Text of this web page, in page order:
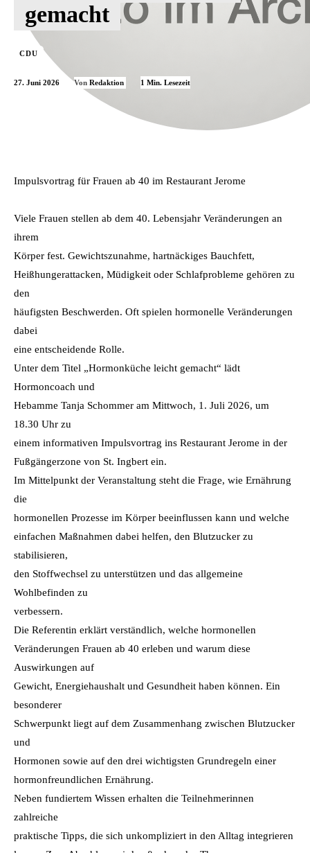
gemacht
CDU
27. Juni 2026 Von Redaktion 1 Min. Lesezeit
Impulsvortrag für Frauen ab 40 im Restaurant Jerome
Viele Frauen stellen ab dem 40. Lebensjahr Veränderungen an
ihrem
Körper fest. Gewichtszunahme, hartnäckiges Bauchfett,
Heißhungerattacken, Müdigkeit oder Schlafprobleme gehören zu
den
häufigsten Beschwerden. Oft spielen hormonelle Veränderungen
dabei
eine entscheidende Rolle.
Unter dem Titel „Hormonküche leicht gemacht“ lädt
Hormoncoach und
Hebamme Tanja Schommer am Mittwoch, 1. Juli 2026, um
18.30 Uhr zu
einem informativen Impulsvortrag ins Restaurant Jerome in der
Fußgängerzone von St. Ingbert ein.
Im Mittelpunkt der Veranstaltung steht die Frage, wie Ernährung
die
hormonellen Prozesse im Körper beeinflussen kann und welche
einfachen Maßnahmen dabei helfen, den Blutzucker zu
stabilisieren,
den Stoffwechsel zu unterstützen und das allgemeine
Wohlbefinden zu
verbessern.
Die Referentin erklärt verständlich, welche hormonellen
Veränderungen Frauen ab 40 erleben und warum diese
Auswirkungen auf
Gewicht, Energiehaushalt und Gesundheit haben können. Ein
besonderer
Schwerpunkt liegt auf dem Zusammenhang zwischen Blutzucker
und
Hormonen sowie auf den drei wichtigsten Grundregeln einer
hormonfreundlichen Ernährung.
Neben fundiertem Wissen erhalten die Teilnehmerinnen
zahlreiche
praktische Tipps, die sich unkompliziert in den Alltag integrieren